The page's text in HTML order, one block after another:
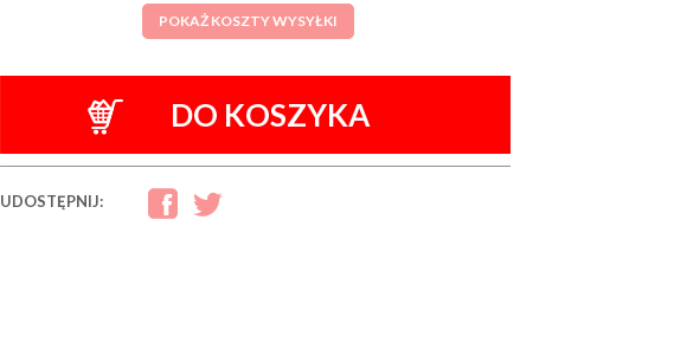
POKAŻ KOSZTY WYSYŁKI
DO KOSZYKA
UDOSTĘPNIJ: